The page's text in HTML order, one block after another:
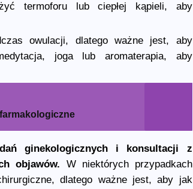
termoforu lub ciepłej kąpieli, aby
owulacji, dlatego ważne jest, aby
joga lub aromaterapia, aby
ginekologicznych i konsultacji z
objawów. W niektórych przypadkach
dlatego ważne jest, aby jak